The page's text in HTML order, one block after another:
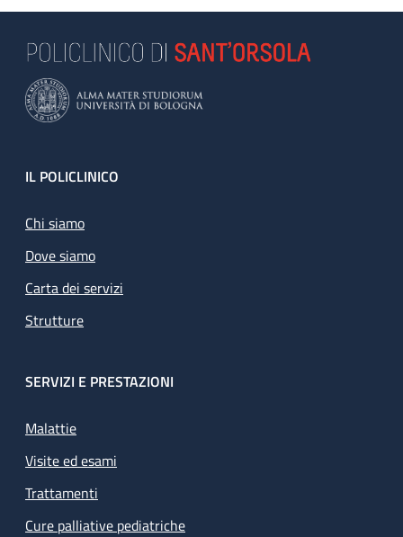
Footer
IL POLICLINICO
Chi siamo
Dove siamo
Carta dei servizi
Strutture
SERVIZI E PRESTAZIONI
Malattie
Visite ed esami
Trattamenti
Cure palliative pediatriche